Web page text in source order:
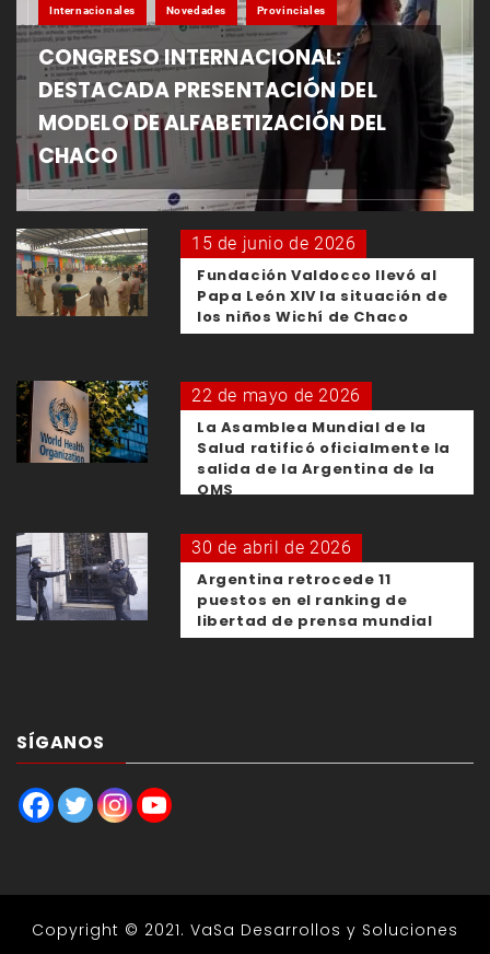
Internacionales Novedades Provinciales
CONGRESO INTERNACIONAL:
DESTACADA PRESENTACIÓN DEL
MODELO DE ALFABETIZACIÓN DEL
CHACO
15 de junio de 2026
Fundación Valdocco llevó al
Papa León XIV la situación de
los niños Wichí de Chaco
22 de mayo de 2026
La Asamblea Mundial de la
Salud ratificó oficialmente la
salida de la Argentina de la
OMS
30 de abril de 2026
Argentina retrocede 11
puestos en el ranking de
libertad de prensa mundial
SÍGANOS
Copyright © 2021. VaSa Desarrollos y Soluciones